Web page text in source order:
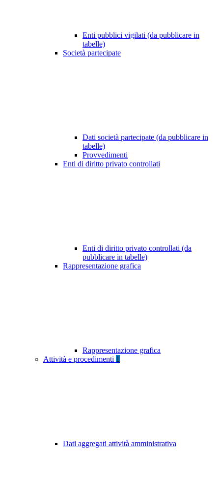
Enti pubblici vigilati (da pubblicare in
tabelle)
Società partecipate
Dati società partecipate (da pubblicare in
tabelle)
Provvedimenti
Enti di diritto privato controllati
Enti di diritto privato controllati (da
pubblicare in tabelle)
Rappresentazione grafica
Rappresentazione grafica
Attività e procedimenti 1
Dati aggregati attività amministrativa